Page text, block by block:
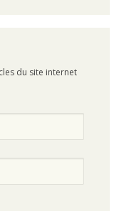
du site internet